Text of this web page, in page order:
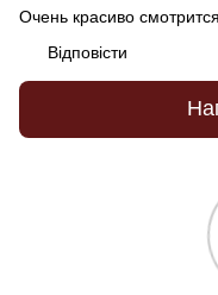
Очень красиво смотрится
Відповісти